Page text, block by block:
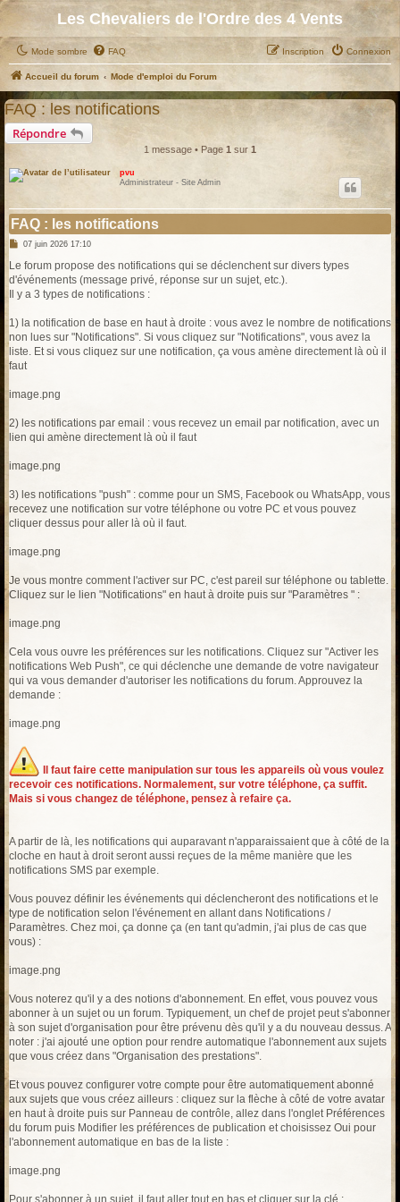
Les Chevaliers de l'Ordre des 4 Vents
Mode sombre FAQ Connexion
Inscription
Accueil du forum Mode d'emploi du Forum
FAQ : les notifications
Répondre
1 message • Page 1 sur 1
pvu
Administrateur - Site Admin
FAQ : les notifications
M
s
s
a
g
e
07 juin 2026 17:10
Le forum propose des notifications qui se déclenchent sur divers types
d'événements (message privé, réponse sur un sujet, etc.).
Il y a 3 types de notifications :
1) la notification de base en haut à droite : vous avez le nombre de notifications
non lues sur "Notifications". Si vous cliquez sur "Notifications", vous avez la
liste. Et si vous cliquez sur une notification, ça vous amène directement là où il
faut
image.png
2) les notifications par email : vous recevez un email par notification, avec un
lien qui amène directement là où il faut
image.png
3) les notifications "push" : comme pour un SMS, Facebook ou WhatsApp, vous
recevez une notification sur votre téléphone ou votre PC et vous pouvez
cliquer dessus pour aller là où il faut.
image.png
Je vous montre comment l'activer sur PC, c'est pareil sur téléphone ou tablette.
Cliquez sur le lien "Notifications" en haut à droite puis sur "Paramètres " :
image.png
Cela vous ouvre les préférences sur les notifications. Cliquez sur "Activer les
notifications Web Push", ce qui déclenche une demande de votre navigateur
qui va vous demander d'autoriser les notifications du forum. Approuvez la
demande :
image.png
Il faut faire cette manipulation sur tous les appareils où vous voulez
recevoir ces notifications. Normalement, sur votre téléphone, ça suffit.
Mais si vous changez de téléphone, pensez à refaire ça.
A partir de là, les notifications qui auparavant n'apparaissaient que à côté de la
cloche en haut à droit seront aussi reçues de la même manière que les
notifications SMS par exemple.
Vous pouvez définir les événements qui déclencheront des notifications et le
type de notification selon l'événement en allant dans Notifications /
Paramètres. Chez moi, ça donne ça (en tant qu'admin, j'ai plus de cas que
vous) :
image.png
Vous noterez qu'il y a des notions d'abonnement. En effet, vous pouvez vous
abonner à un sujet ou un forum. Typiquement, un chef de projet peut s'abonner
à son sujet d'organisation pour être prévenu dès qu'il y a du nouveau dessus. A
noter : j'ai ajouté une option pour rendre automatique l'abonnement aux sujets
que vous créez dans "Organisation des prestations".
Et vous pouvez configurer votre compte pour être automatiquement abonné
aux sujets que vous créez ailleurs : cliquez sur la flèche à côté de votre avatar
en haut à droite puis sur Panneau de contrôle, allez dans l'onglet Préférences
du forum puis Modifier les préférences de publication et choisissez Oui pour
l'abonnement automatique en bas de la liste :
image.png